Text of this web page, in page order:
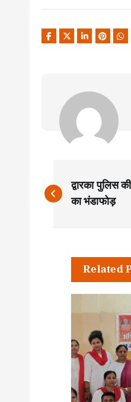
P
o
द्वारका पुलिस
का भंडाफोड़
Related